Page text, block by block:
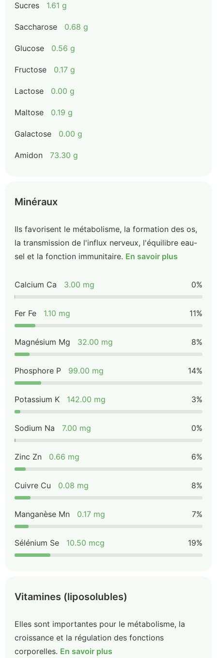
Sucres 1.61 g
Saccharose 0.68 g
Glucose 0.56 g
Fructose 0.17 g
Lactose 0.00 g
Maltose 0.19 g
Galactose 0.00 g
Amidon 73.30 g
Minéraux
Ils favorisent le métabolisme, la formation des os,
la transmission de l'influx nerveux, l'équilibre eau-
sel et la fonction immunitaire. En savoir plus
Calcium Ca 3.00 mg 0%
Fer Fe 1.10 mg 11%
Magnésium Mg 32.00 mg 8%
Phosphore P 99.00 mg 14%
Potassium K 142.00 mg 3%
Sodium Na 7.00 mg 0%
Zinc Zn 0.66 mg 6%
Cuivre Cu 0.08 mg 8%
Manganèse Mn 0.17 mg 7%
Sélénium Se 10.50 mcg 19%
Vitamines (liposolubles)
Elles sont importantes pour le métabolisme, la
croissance et la régulation des fonctions
corporelles. En savoir plus